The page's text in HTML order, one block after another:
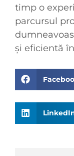
timp o
parcursul
și eficientă